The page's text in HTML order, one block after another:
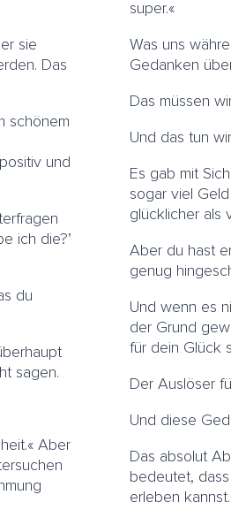
sie
Das
schönem
und
ich die?’
du
sagen.
Aber
super.«
Was uns
Gedanken
Das müssen
Und das tun
Es gab mit
sogar viel
glücklicher als
Aber du hast
genug
Und wenn es
der Grund
für dein Glück
Der Auslöser
Und diese
Das absolut
bedeutet,
erleben kannst.